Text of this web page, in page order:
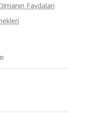
Faydaları